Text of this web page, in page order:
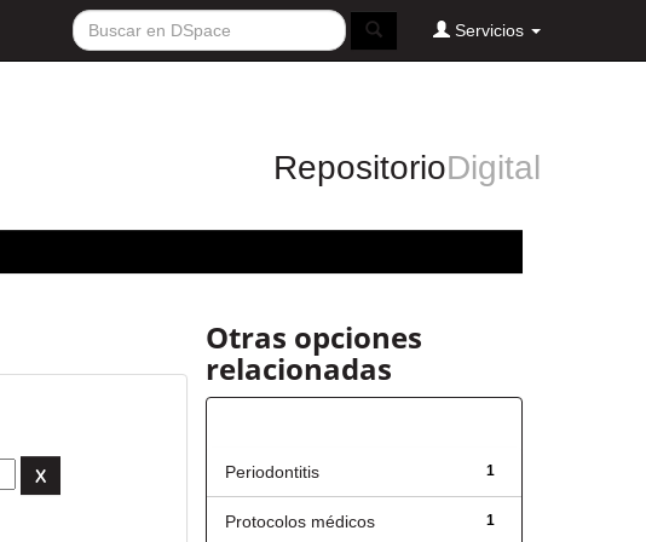
Servicios
RepositorioDigital
Otras opciones
relacionadas
1
Periodontitis
1
Protocolos médicos